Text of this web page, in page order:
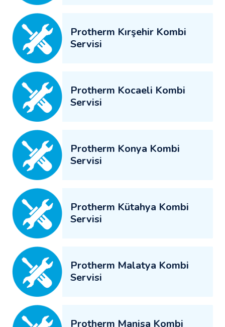
Protherm Kırşehir Kombi
Servisi
Protherm Kocaeli Kombi
Servisi
Protherm Konya Kombi
Servisi
Protherm Kütahya Kombi
Servisi
Protherm Malatya Kombi
Servisi
Protherm Manisa Kombi